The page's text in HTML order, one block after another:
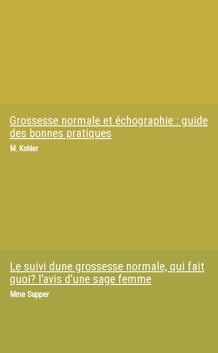
Grossesse normale et échographie : guide
des bonnes pratiques
M. Kohler
Le suivi dune grossesse normale, qui fait
quoi? l'avis d'une sage femme
Mme Supper